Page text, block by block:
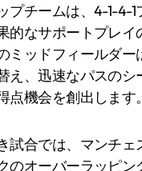
プチームは、4-1-4-1
的なサポートプレイ
ミッドフィールダー
え、迅速なパスのシ
点機会を創出します。
試合では、マンチェ
のオーバーラッピン